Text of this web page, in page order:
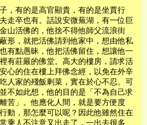
，有的是高官顯貴，有的是坐賈行
走卒也有。話說安微蕪湖，有一位巨
山活佛的，他捨不得他師父流浪街
形，就把活佛請到他家中，想由他私
有點愚昧，他把活佛留住，想讓他一
有莊嚴的佛堂。高大的樓房，請求活
心的住在樓上拜佛念經，以免在外辛
人家的殘飯剩菜，實在於心不忍。可
不如此想，他的目的是「不為自己求
苦」。他應化人間，就是要方便度
動，那怎麼可以呢？因此他雖然住在
乘人不注意又出走了，一出去很多